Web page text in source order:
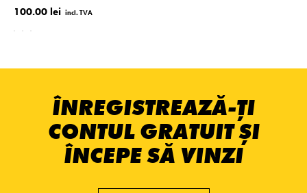
100.00 lei
ÎNREGISTREAZĂ-ȚI
CONTUL GRATUIT ȘI
ÎNCEPE SĂ VINZI